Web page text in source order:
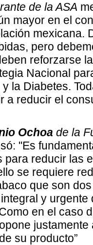
de la ASA
mayor en el
mexicana.
pero
reforzarse
Nacional
la Diabetes.
a reducir el
Ochoa de la
"Es
reducir las
se requiere
que son
y urgente
en el caso
su producto”